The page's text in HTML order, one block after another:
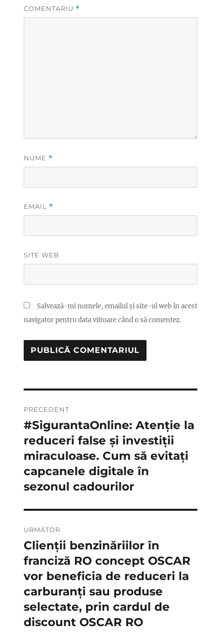
COMENTARIU *
NUME *
EMAIL *
SITE WEB
Salvează-mi numele, emailul și site-ul web în acest
navigator pentru data viitoare când o să comentez.
în
articole
PRECEDENT
Articolul
anterior:
#SigurantaOnline: Atenție la
reduceri false și investiții
miraculoase. Cum să evitați
capcanele digitale în
sezonul cadourilor
URMĂTOR
Articolul
următor:
Clienții benzinăriilor în
franciză RO concept OSCAR
vor beneficia de reduceri la
carburanți sau produse
selectate, prin cardul de
discount OSCAR RO